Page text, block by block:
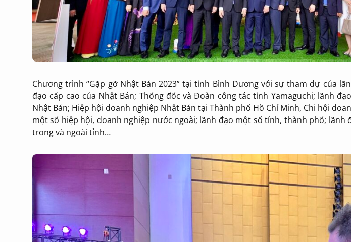
Chương trình “Gặp gỡ Nhật Bản 2023” tại tỉnh Bình Dương với sự tham dự của
đạo cấp cao của Nhật Bản; Thống đốc và Đoàn công tác tỉnh Yamaguchi; lãnh
Nhật Bản; Hiệp hội doanh nghiệp Nhật Bản tại Thành phố Hồ Chí Minh, Chi hội
một số hiệp hội, doanh nghiệp nước ngoài; lãnh đạo một số tỉnh, thành phố; lãnh
trong và ngoài tỉnh…